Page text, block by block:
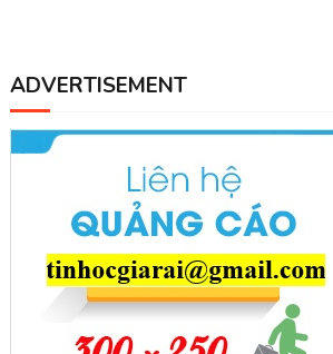
ADVERTISEMENT